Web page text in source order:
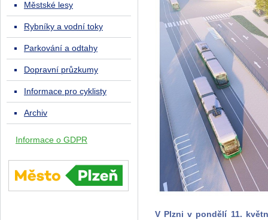
V Plzni v pondělí 11.
Městské lesy
Rybníky a vodní toky
Parkování a odtahy
Dopravní průzkumy
Informace pro cyklisty
Archiv
Informace o GDPR